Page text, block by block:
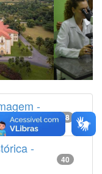
-
14538
-
40